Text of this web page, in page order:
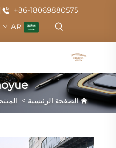
+86-18069880575
AR
الصفحة الرئيسية >